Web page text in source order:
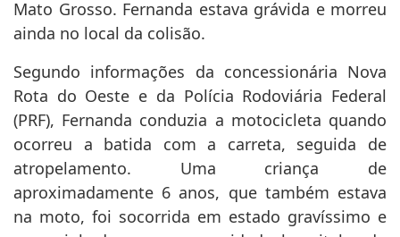
Mato Grosso. Fernanda estava grávida e morreu
ainda no local da colisão.
Segundo informações da concessionária Nova
Rota do Oeste e da Polícia Rodoviária Federal
(PRF), Fernanda conduzia a motocicleta quando
ocorreu a batida com a carreta, seguida de
atropelamento. Uma criança de
aproximadamente 6 anos, que também estava
na moto, foi socorrida em estado gravíssimo e